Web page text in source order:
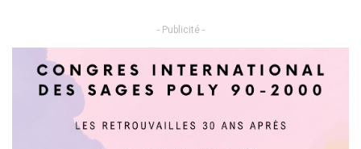
- Publicité -